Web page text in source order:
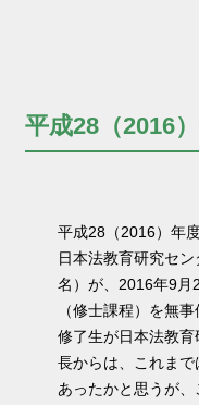
平成28（2016
平成28（2016）年
日本法教育研究セ
名）が、2016年9月
（修士課程）を無事
修了生が日本法教
長からは、これま
あったかと思うが